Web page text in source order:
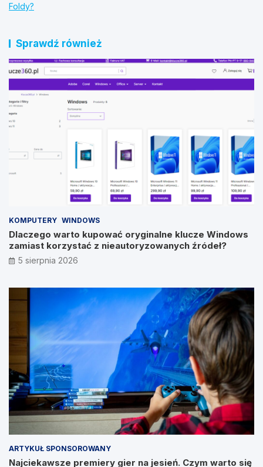
Foldy?
Sprawdź również
KOMPUTERY WINDOWS
Dlaczego warto kupować oryginalne klucze Windows
zamiast korzystać z nieautoryzowanych źródeł?
5 sierpnia 2026
ARTYKUŁ SPONSOROWANY
Najciekawsze premiery gier na jesień. Czym warto się